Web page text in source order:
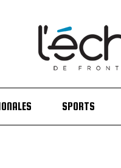
SPORTS